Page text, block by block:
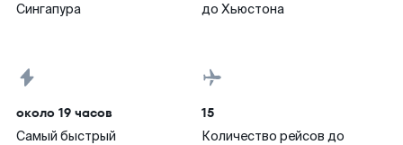
Сингапура
до Хьюстона
около 19 часов
Самый быстрый
15
Количество рейсов до